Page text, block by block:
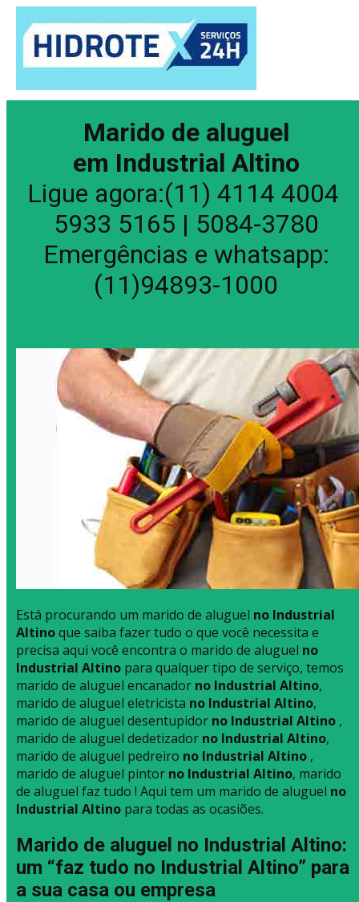
Marido de aluguel
em Industrial Altino
Ligue agora:(11) 4114 4004
5933 5165 | 5084-3780
Emergências e whatsapp:
(11)94893-1000
Está procurando um marido de aluguel no Industrial
Altinoque saiba fazer tudo o que você necessita e
precisa aqui você encontra o marido de aluguel no
Industrial Altino para qualquer tipo de serviço, temos
marido de aluguel encanador no Industrial Altino,
marido de aluguel eletricista no Industrial Altino,
marido de aluguel desentupidor no Industrial Altino ,
marido de aluguel dedetizador no Industrial Altino,
marido de aluguel pedreiro no Industrial Altino ,
marido de aluguel pintor no Industrial Altino, marido
de aluguel faz tudo ! Aqui tem um marido de aluguel no
Industrial Altino para todas as ocasiões.
Marido de aluguel no Industrial Altino:
um “faz tudo no Industrial Altino” para
a sua casa ou empresa